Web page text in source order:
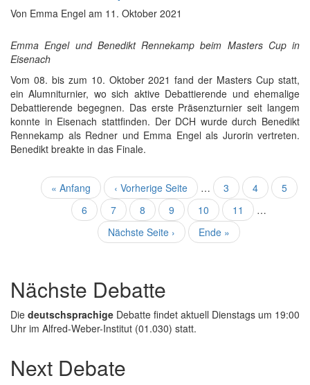
Von Emma Engel am 11. Oktober 2021
Emma Engel und Benedikt Rennekamp beim Masters Cup in
Eisenach
Vom 08. bis zum 10. Oktober 2021 fand der Masters Cup statt,
ein Alumniturnier, wo sich aktive Debattierende und ehemalige
Debattierende begegnen. Das erste Präsenzturnier seit langem
konnte in Eisenach stattfinden. Der DCH wurde durch Benedikt
Rennekamp als Redner und Emma Engel als Jurorin vertreten.
Benedikt breakte in das Finale.
Seitennummerierung
Erste
Seite
« Anfang
Vorherige
Seite
‹ Vorherige Seite … Seite
3 Seite
4 Seite
5
Seite
6
Aktuelle
Seite
7 Seite
8 Seite
9 Seite
10 Seite
11
…
Nächste
Seite
Nächste Seite ›
Letzte
Seite
Ende »
Nächste Debatte
Die deutschsprachige Debatte findet aktuell Dienstags um 19:00
Uhr im Alfred-Weber-Institut (01.030) statt.
Next Debate